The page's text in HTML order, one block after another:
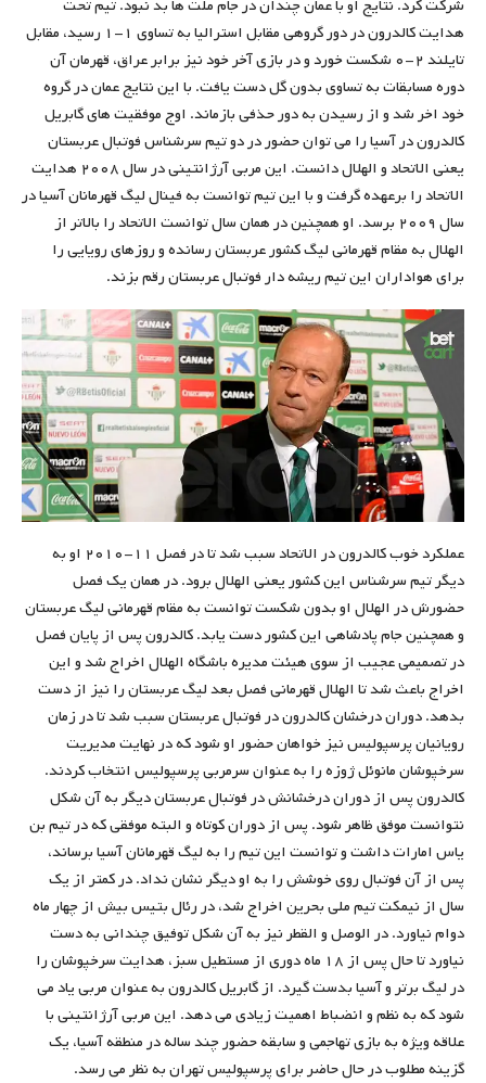
شرکت کرد. نتایج او با عمان چندان در جام ملت ها بد نبود. تیم تحت
هدایت کالدرون در دور گروهی مقابل استرالیا به تساوی ۱-۱ رسید، مقابل
تایلند ۲-۰ شکست خورد و در بازی آخر خود نیز برابر عراق، قهرمان آن
دوره مسابقات به تساوی بدون گل دست یافت. با این نتایج عمان در گروه
خود اخر شد و از رسیدن به دور حذفی بازماند. اوج موفقیت های گابریل
کالدرون در آسیا را می توان حضور در دو تیم سرشناس فوتبال عربستان
یعنی الاتحاد و الهلال دانست. این مربی آرژانتینی در سال ۲۰۰۸ هدایت
الاتحاد را برعهده گرفت و با این تیم توانست به فینال لیگ قهرمانان آسیا در
سال ۲۰۰۹ برسد. او همچنین در همان سال توانست الاتحاد را بالاتر از
الهلال به مقام قهرمانی لیگ کشور عربستان رسانده و روزهای رویایی را
برای هواداران این تیم ریشه دار فوتبال عربستان رقم بزند.
عملکرد خوب کالدرون در الاتحاد سبب شد تا در فصل ۱۱-۲۰۱۰ او به
دیگر تیم سرشناس این کشور یعنی الهلال برود. در همان یک فصل
حضورش در الهلال او بدون شکست توانست به مقام قهرمانی لیگ عربستان
و همچنین جام پادشاهی این کشور دست یابد. کالدرون پس از پایان فصل
در تصمیمی عجیب از سوی هیئت مدیره باشگاه الهلال اخراج شد و این
اخراج باعث شد تا الهلال قهرمانی فصل بعد لیگ عربستان را نیز از دست
بدهد. دوران درخشان کالدرون در فوتبال عربستان سبب شد تا در زمان
رویانیان پرسپولیس نیز خواهان حضور او شود که در نهایت مدیریت
سرخپوشان مانوئل ژوزه را به عنوان سرمربی پرسپولیس انتخاب کردند.
کالدرون پس از دوران درخشانش در فوتبال عربستان دیگر به آن شکل
نتوانست موفق ظاهر شود. پس از دوران کوتاه و البته موفقی که در تیم بن
یاس امارات داشت و توانست این تیم را به لیگ قهرمانان آسیا برساند،
پس از آن فوتبال روی خوشش را به او دیگر نشان نداد. در کمتر از یک
سال از نیمکت تیم ملی بحرین اخراج شد، در رئال بتیس بیش از چهار ماه
دوام نیاورد. در الوصل و القطر نیز به آن شکل توفیق چندانی به دست
نیاورد تا حال پس از ۱۸ ماه دوری از مستطیل سبز، هدایت سرخپوشان را
در لیگ برتر و آسیا بدست گیرد. از گابریل کالدرون به عنوان مربی یاد می
شود که به نظم و انضباط اهمیت زیادی می دهد. این مربی آرژانتینی با
علاقه ویژه به بازی تهاجمی و سابقه حضور چند ساله در منطقه آسیا، یک
گزینه مطلوب در حال حاضر برای پرسپولیس تهران به نظر می ‌رسد.